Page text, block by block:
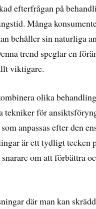
efterfrågan på
Många
behåller sin naturliga
trend speglar en
viktigare.
olika
tekniker för
anpassas efter den
är ett tydligt tecken
om att förbättra
där man kan